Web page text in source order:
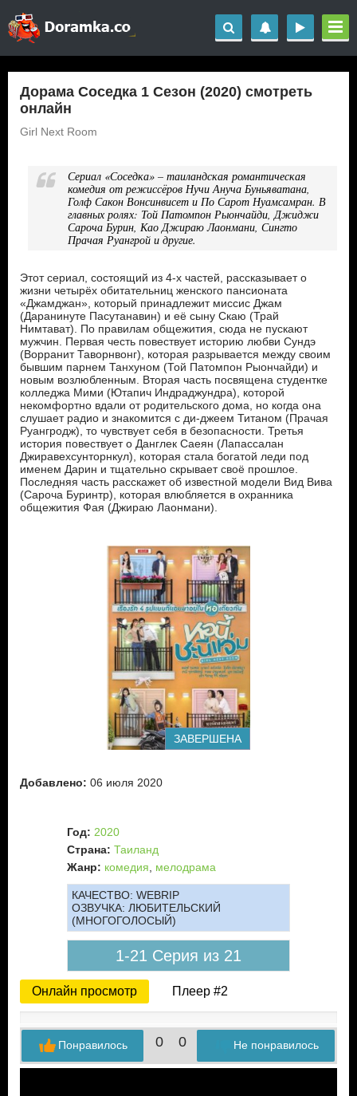
Дорама Соседка 1 Сезон (2020) смотреть
онлайн
Girl Next Room
Сериал «Соседка» – таиландская романтическая
комедия от режиссёров Нучи Ануча Буньяватана,
Голф Сакон Вонсинвисет и По Сарот Нуамсамран. В
главных ролях: Той Патомпон Рыончайди, Джиджи
Сароча Бурин, Као Джираю Лаонмани, Сингто
Прачая Руангрой и другие.
Этот сериал, состоящий из 4-х частей, рассказывает о
жизни четырёх обитательниц женского пансионата
«Джамджан», который принадлежит миссис Джам
(Даранинуте Пасутанавин) и её сыну Скаю (Трай
Нимтават). По правилам общежития, сюда не пускают
мужчин. Первая честь повествует историю любви Сундэ
(Ворранит Таворнвонг), которая разрывается между своим
бывшим парнем Танхуном (Той Патомпон Рыончайди) и
новым возлюбленным. Вторая часть посвящена студентке
колледжа Мими (Ютапич Индраджундра), которой
некомфортно вдали от родительского дома, но когда она
слушает радио и знакомится с ди-джеем Титаном (Прачая
Руангродж), то чувствует себя в безопасности. Третья
история повествует о Данглек Саеян (Лапассалан
Джиравехсунторнкул), которая стала богатой леди под
именем Дарин и тщательно скрывает своё прошлое.
Последняя часть расскажет об известной модели Вид Вива
(Сароча Буринтр), которая влюбляется в охранника
общежития Фая (Джираю Лаонмани).
ЗАВЕРШЕНА
Добавлено: 06 июля 2020
Год: 2020
Страна: Таиланд
Жанр: комедия, мелодрама
КАЧЕСТВО: WEBRIP
ОЗВУЧКА: ЛЮБИТЕЛЬСКИЙ
(МНОГОГОЛОСЫЙ)
1-21 Серия из 21
Онлайн просмотр Плеер #2
0 0 Не понравилось
Понравилось